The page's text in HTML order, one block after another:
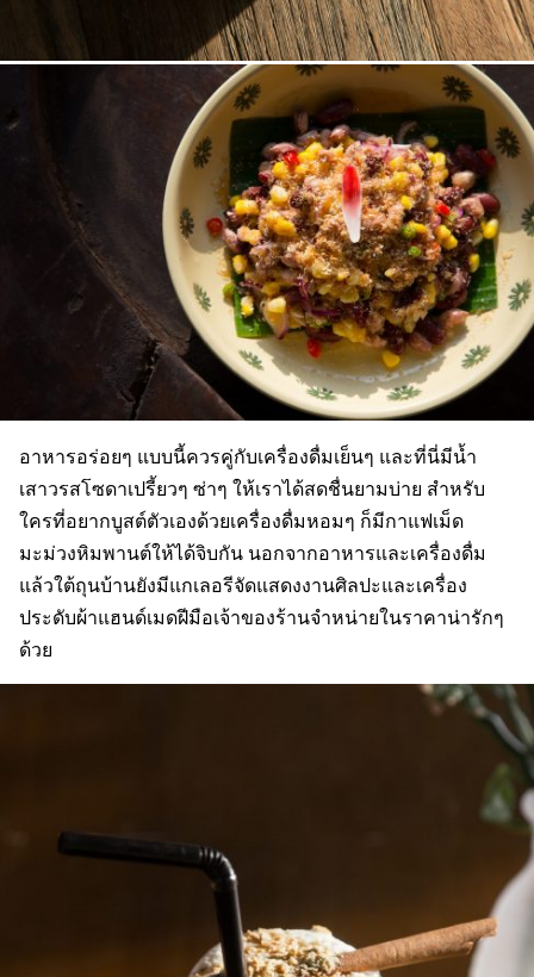
อาหารอร่อยๆ แบบนี้ควรคู่กับเครื่องดื่มเย็นๆ และที่นี่มีน้ำ
เสาวรสโซดาเปรี้ยวๆ ซ่าๆ ให้เราได้สดชื่นยามบ่าย สำหรับ
ใครที่อยากบูสต์ตัวเองด้วยเครื่องดื่มหอมๆ ก็มีกาแฟเม็ด
มะม่วงหิมพานต์ให้ได้จิบกัน นอกจากอาหารและเครื่องดื่ม
แล้วใต้ถุนบ้านยังมีแกเลอรีจัดแสดงงานศิลปะและเครื่อง
ประดับผ้าแฮนด์เมดฝีมือเจ้าของร้านจำหน่ายในราคาน่ารักๆ
ด้วย